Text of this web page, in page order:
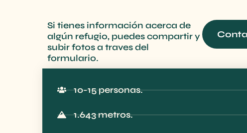
Si tienes información acerca de
algún refugio, puedes compartir y
subir fotos a traves del
formulario.
10-15 personas.
1.643 metros.